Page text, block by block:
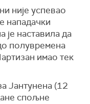
није успевао
нападачки
наставила да
полувремена
имао тек
Јантунена (12
спољне